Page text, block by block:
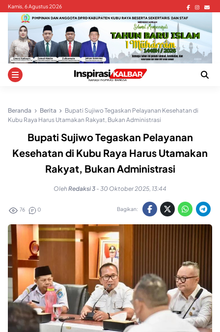
Skip
content
Kamis, 6 Agustus 2026
Beranda Berita
Bupati Sujiwo Tegaskan Pelayanan Kesehatan di
Kubu Raya Harus Utamakan Rakyat, Bukan Administrasi
Bupati Sujiwo Tegaskan Pelayanan
Kesehatan di Kubu Raya Harus Utamakan
Rakyat, Bukan Administrasi
OlehRedaksi 3 - 30 Oktober 2025, 13:44
76 0 Bagikan: